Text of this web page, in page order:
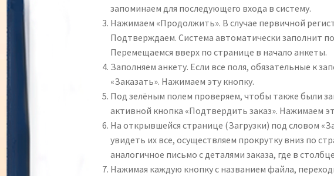
запоминаем для последующего входа в систему.
Нажимаем «Продолжить». В случае первичной
Подтверждаем. Система автоматически заполнит
Перемещаемся вверх по странице в начало анкеты.
Заполняем анкету. Если все поля, обязательные к
«Заказать». Нажимаем эту кнопку.
Под зелёным полем проверяем, чтобы также были
активной кнопка «Подтвердить заказ». Нажимаем
На открывшейся странице (Загрузки) под словом
увидеть их все, осуществляем прокрутку вниз по
аналогичное письмо с деталями заказа, где в
Нажимая каждую кнопку с названием файла,